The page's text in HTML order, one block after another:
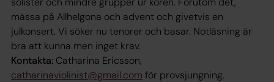
mässa på Allhelgona och advent och givetvis en
julkonsert. Vi söker nu tenorer och basar. Notläsning är
bra att kunna men inget krav.
Kontakta: Catharina Ericsson,
catharinaviolinist@gmail.com för provsjungning.